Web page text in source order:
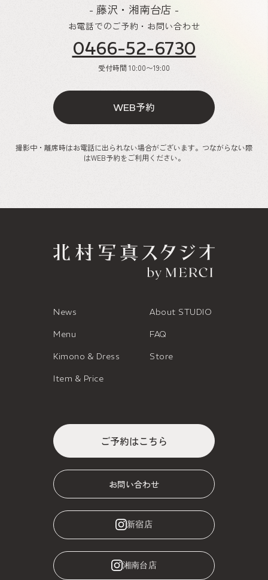
- 藤沢・湘南台店 -
お電話でのご予約・お問い合わせ
0466-52-6730
受付時間 10:00〜19:00
WEB予約
撮影中・離席時はお電話に出られない場合がございます。つながらない際
はWEB予約をご利用ください。
News About STUDIO
Menu FAQ
Kimono & Dress Store
Item & Price
ご予約はこちら
お問い合わせ
新宿店
湘南台店